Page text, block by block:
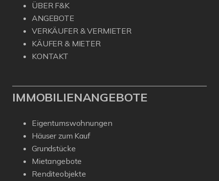
ÜBER F&K
ANGEBOTE
VERKÄUFER & VERMIETER
KÄUFER & MIETER
KONTAKT
IMMOBILIENANGEBOTE
Eigentumswohnungen
Häuser zum Kauf
Grundstücke
Mietangebote
Renditeobjekte